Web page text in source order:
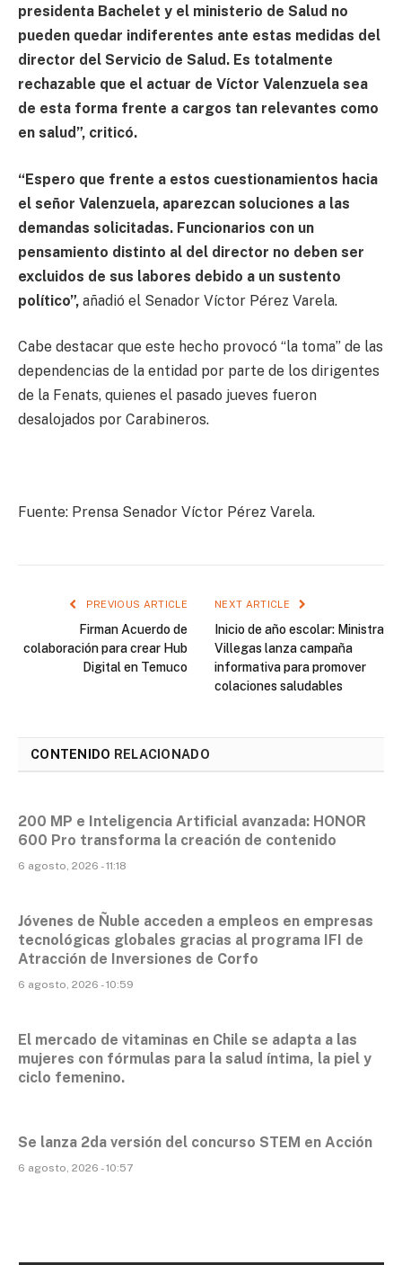
presidenta Bachelet y el ministerio de Salud no
pueden quedar indiferentes ante estas medidas del
director del Servicio de Salud. Es totalmente
rechazable que el actuar de Víctor Valenzuela sea
de esta forma frente a cargos tan relevantes como
en salud”, criticó.
“Espero que frente a estos cuestionamientos hacia
el señor Valenzuela, aparezcan soluciones a las
demandas solicitadas. Funcionarios con un
pensamiento distinto al del director no deben ser
excluidos de sus labores debido a un sustento
político”, añadió el Senador Víctor Pérez Varela.
Cabe destacar que este hecho provocó “la toma” de las
dependencias de la entidad por parte de los dirigentes
de la Fenats, quienes el pasado jueves fueron
desalojados por Carabineros.
Fuente: Prensa Senador Víctor Pérez Varela.
PREVIOUS ARTICLE
Firman Acuerdo de
colaboración para crear Hub
Digital en Temuco
NEXT ARTICLE
Inicio de año escolar: Ministra
Villegas lanza campaña
informativa para promover
colaciones saludables
CONTENIDO RELACIONADO
200 MP e Inteligencia Artificial avanzada: HONOR
600 Pro transforma la creación de contenido
6 agosto, 2026 - 11:18
Jóvenes de Ñuble acceden a empleos en empresas
tecnológicas globales gracias al programa IFI de
Atracción de Inversiones de Corfo
6 agosto, 2026 - 10:59
El mercado de vitaminas en Chile se adapta a las
mujeres con fórmulas para la salud íntima, la piel y
ciclo femenino.
Se lanza 2da versión del concurso STEM en Acción
6 agosto, 2026 - 10:57